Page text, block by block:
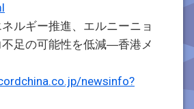
ルギー推進、エルニーニョ
足の可能性を低減―香港メ
newsinfo?